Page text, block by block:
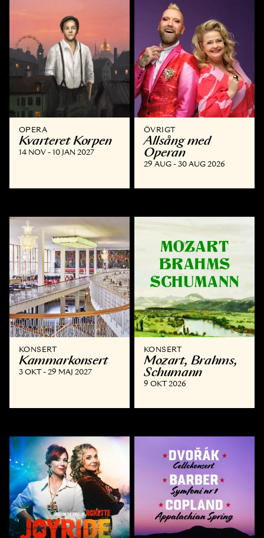
OPERA
Kvarteret Korpen
14 NOV - 10 JAN 2027
ÖVRIGT
Allsång med
Operan
29 AUG - 30 AUG 2026
KONSERT
Kammar­konsert
3 OKT - 29 MAJ 2027
KONSERT
Mozart, Brahms,
Schumann
9 OKT 2026